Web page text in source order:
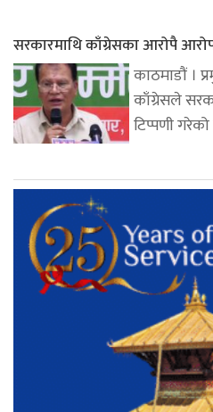
सरकारमाथि काँग्रेसका आरोपै
काठमाडौं ।
काँग्रेसले
टिप्पणी